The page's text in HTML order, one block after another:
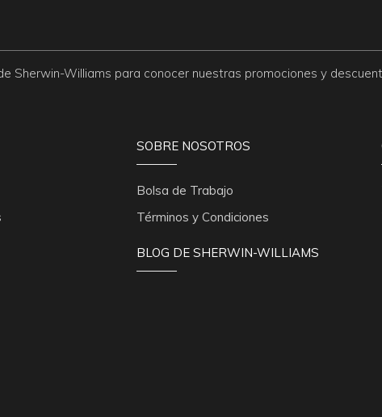
Sherwin-Williams para conocer nuestras promociones y
SOBRE NOSOTROS
Bolsa de Trabajo
Términos y Condiciones
BLOG DE SHERWIN-WILLIAMS